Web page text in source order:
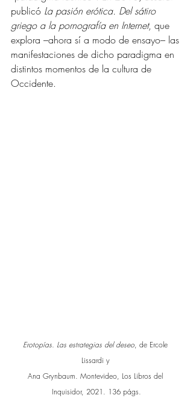
publicó La pasión erótica. Del sátiro
griego a la pornografía en Internet, que
explora –ahora sí a modo de ensayo– las
manifestaciones de dicho paradigma en
distintos momentos de la cultura de
Occidente.
Erotopías. Las estrategias del deseo, de Ercole
Lissardi y
Ana Grynbaum. Montevideo, Los Libros del
Inquisidor, 2021. 136 págs.